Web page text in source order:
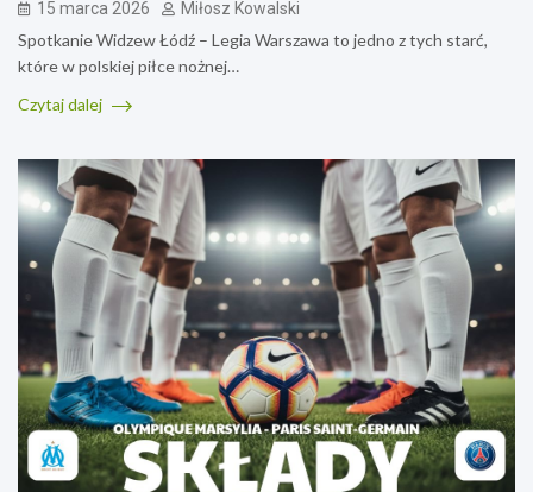
15 marca 2026 Miłosz Kowalski
Spotkanie Widzew Łódź – Legia Warszawa to jedno z tych starć,
które w polskiej piłce nożnej…
Czytaj dalej